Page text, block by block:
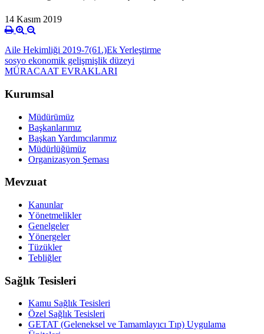
14 Kasım 2019
Aile Hekimliği 2019-7(61.)Ek Yerleştirme
sosyo ekonomik gelişmişlik düzeyi
MÜRACAAT EVRAKLARI
Kurumsal
Müdürümüz
Başkanlarımız
Başkan Yardımcılarımız
Müdürlüğümüz
Organizasyon Şeması
Mevzuat
Kanunlar
Yönetmelikler
Genelgeler
Yönergeler
Tüzükler
Tebliğler
Sağlık Tesisleri
Kamu Sağlık Tesisleri
Özel Sağlık Tesisleri
GETAT (Geleneksel ve Tamamlayıcı Tıp) Uygulama